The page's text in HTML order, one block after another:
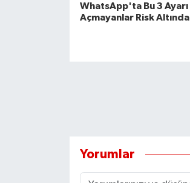
WhatsApp'ta Bu 3 Ayarı
Açmayanlar Risk Altında
Yorumlar